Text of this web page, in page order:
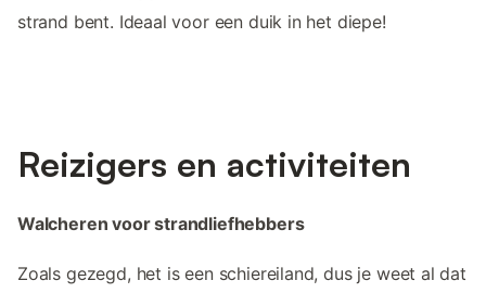
strand bent. Ideaal voor een duik in het diepe!
Reizigers en activiteiten
Walcheren voor strandliefhebbers
Zoals gezegd, het is een schiereiland, dus je weet al dat